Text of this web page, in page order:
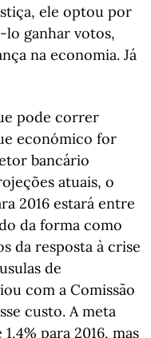
ele optou por
ganhar votos,
na economia. Já
pode correr
económico for
bancário
atuais, o
2016 estará entre
da forma como
da resposta à crise
de
com a Comissão
custo. A meta
para 2016, mas